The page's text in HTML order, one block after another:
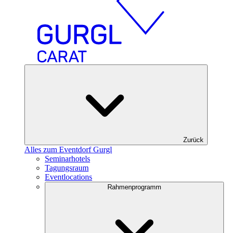
Zurück
Alles zum Eventdorf Gurgl
Seminarhotels
Tagungsraum
Eventlocations
Rahmenprogramm